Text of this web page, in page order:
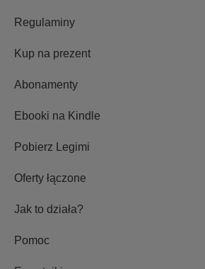
Regulaminy
Kup na prezent
Abonamenty
Ebooki na Kindle
Pobierz Legimi
Oferty łączone
Jak to działa?
Pomoc